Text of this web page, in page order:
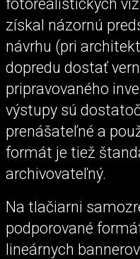
fotorealistických
získal názornú
návrhu (pri
dopredu dostať
pripravovaného
výstupy sú
prenášateľné a
formát je tiež
archivovateľný.
Na tlačiarni
podporované
lineárnych